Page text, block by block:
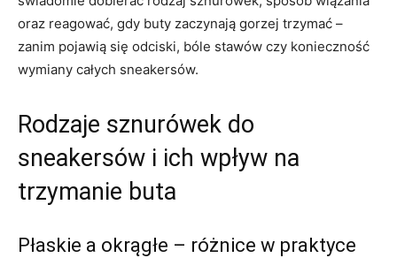
oraz reagować, gdy buty zaczynają gorzej trzymać –
zanim pojawią się odciski, bóle stawów czy konieczność
wymiany całych sneakersów.
Rodzaje sznurówek do
sneakersów i ich wpływ na
trzymanie buta
Płaskie a okrągłe – różnice w praktyce